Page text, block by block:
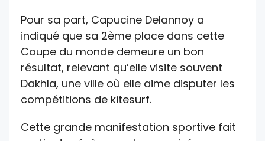
Pour sa part, Capucine Delannoy a
indiqué que sa 2ème place dans cette
Coupe du monde demeure un bon
résultat, relevant qu’elle visite souvent
Dakhla, une ville où elle aime disputer les
compétitions de kitesurf.
Cette grande manifestation sportive fait